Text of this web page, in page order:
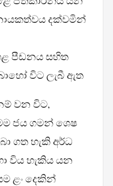
දක්වමින්
පීඩනය සහිත
විට ලැබී ඇත
වන විට,
ජය ගමන් ශෙෂ
ගත හැකි අර්ධ
විය හැකිය යන
ළං දෙකින්